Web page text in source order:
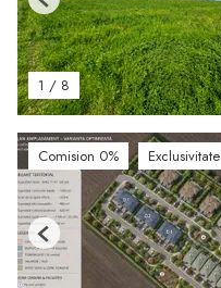
1 / 8
Previous
Comision 0% Exclusivitate
Previous